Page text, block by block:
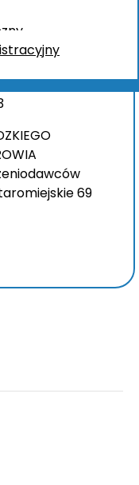
czy też
by skorzystać
69